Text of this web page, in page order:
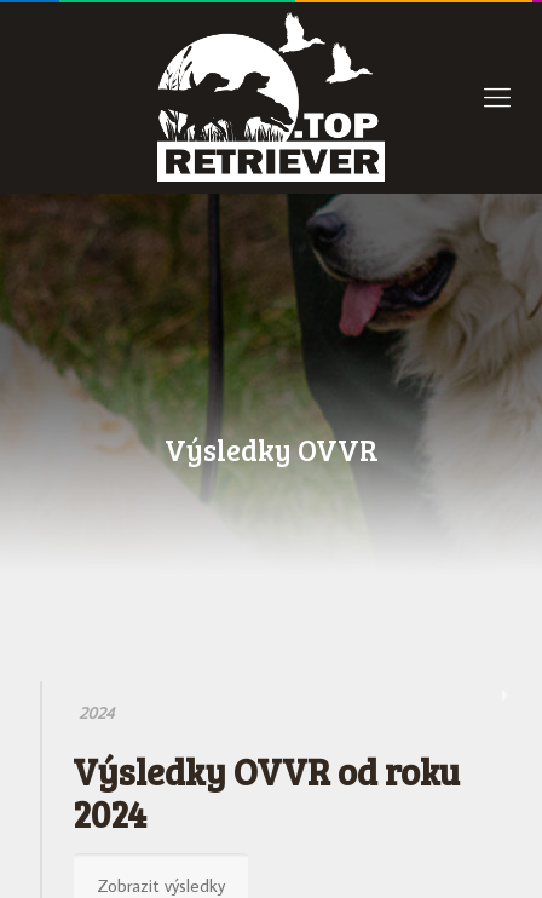
Výsledky OVVR
2024
Výsledky OVVR od roku
2024
Zobrazit výsledky